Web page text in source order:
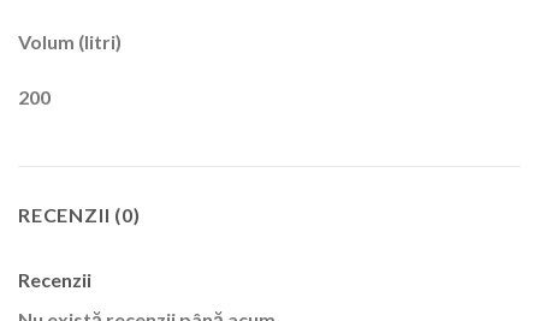
Volum (litri)
200
RECENZII (0)
Recenzii